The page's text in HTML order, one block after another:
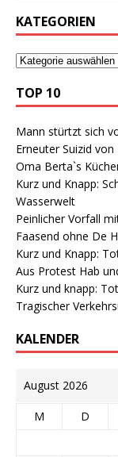
KATEGORIEN
TOP 10
Mann stürtzt sich
Erneuter Suizid von
Oma Berta`s
Kurz und Knapp:
Wasserwelt
Peinlicher Vorfall
Faasend ohne De
Kurz und Knapp:
Aus Protest Hab
Kurz und knapp:
Tragischer
KALENDER
August 2026
M D